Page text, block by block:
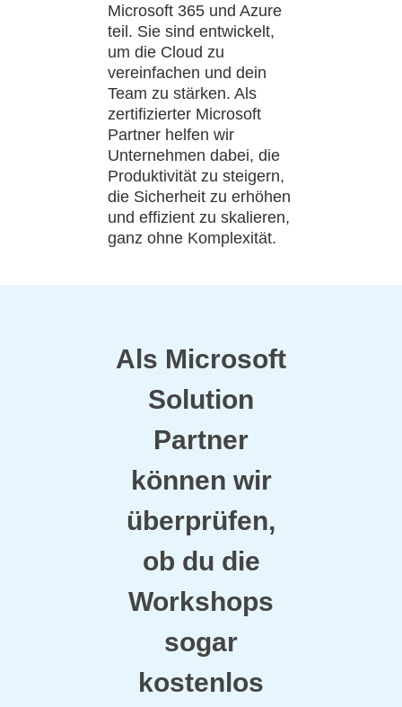
Microsoft 365 und Azure
teil. Sie sind entwickelt,
um die Cloud zu
vereinfachen und dein
Team zu stärken. Als
zertifizierter Microsoft
Partner helfen wir
Unternehmen dabei, die
Produktivität zu steigern,
die Sicherheit zu erhöhen
und effizient zu skalieren,
ganz ohne Komplexität.
Als Microsoft
Solution
Partner
können wir
überprüfen,
ob du die
Workshops
sogar
kostenlos